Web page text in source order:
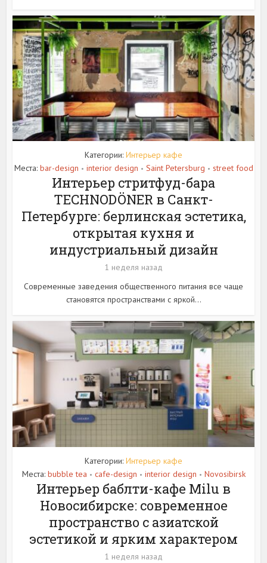
Категории: Интерьер кафе
Места: bar-design • interior design • Saint Petersburg • street food
Интерьер стритфуд-бара
TECHNODÖNER в Санкт-
Петербурге: берлинская эстетика,
открытая кухня и
индустриальный дизайн
1 неделя назад
Современные заведения общественного питания все чаще
становятся пространствами с яркой...
Категории: Интерьер кафе
Места: bubble tea • cafe-design • interior design • Novosibirsk
Интерьер баблти-кафе Milu в
Новосибирске: современное
пространство с азиатской
эстетикой и ярким характером
1 неделя назад